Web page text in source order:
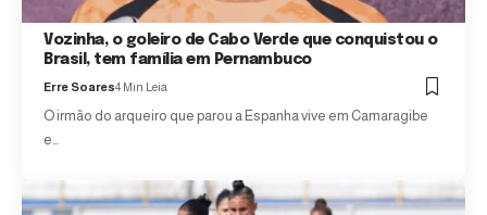
Vozinha, o goleiro de Cabo Verde que conquistou o
Brasil, tem família em Pernambuco
Erre Soares4 Min Leia
O irmão do arqueiro que parou a Espanha vive em Camaragibe
e…